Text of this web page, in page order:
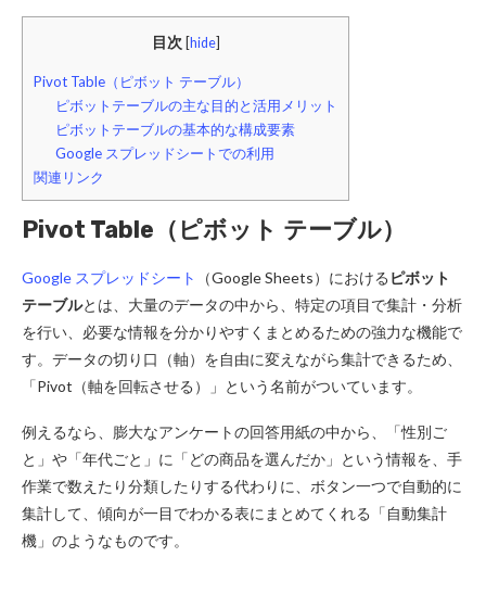
目次 hide]
Pivot Table（ピボット テーブル）
ピボットテーブルの主な目的と活用メリット
ピボットテーブルの基本的な構成要素
Google スプレッドシートでの利用
関連リンク
Pivot Table（ピボット テーブル）
Google スプレッドシート （Google Sheets）における ピボット
テーブルとは、大量のデータの中から、特定の項目で集計・分析
を行い、必要な情報を分かりやすくまとめるための強力な機能で
す。データの切り口（軸）を自由に変えながら集計できるため、
「Pivot（軸を回転させる）」という名前がついています。
例えるなら、膨大なアンケートの回答用紙の中から、「性別ご
と」や「年代ごと」に「どの商品を選んだか」という情報を、手
作業で数えたり分類したりする代わりに、ボタン一つで自動的に
集計して、傾向が一目でわかる表にまとめてくれる「自動集計
機」のようなものです。